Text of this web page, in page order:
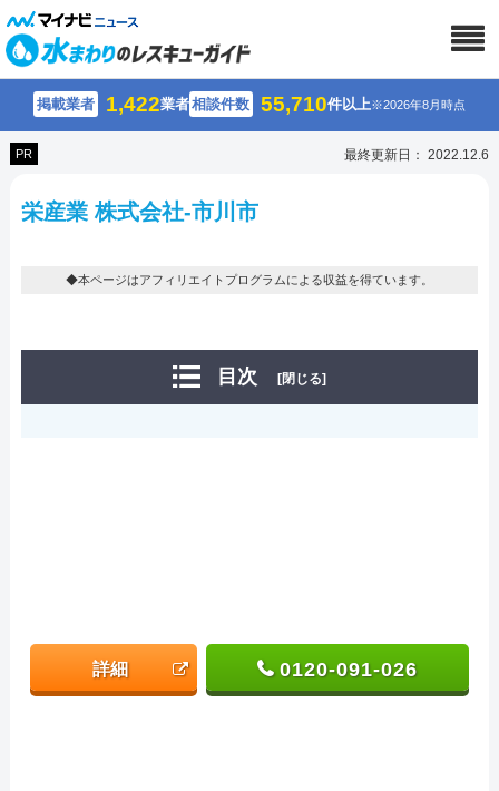
掲載業者 1,422業者相談件数 55,710件以上※2026年8月時点
PR 最終更新日： 2022.12.6
栄産業 株式会社-市川市
◆本ページはアフィリエイトプログラムによる収益を得ています。
目次 [閉じる]
詳細 0120-091-026